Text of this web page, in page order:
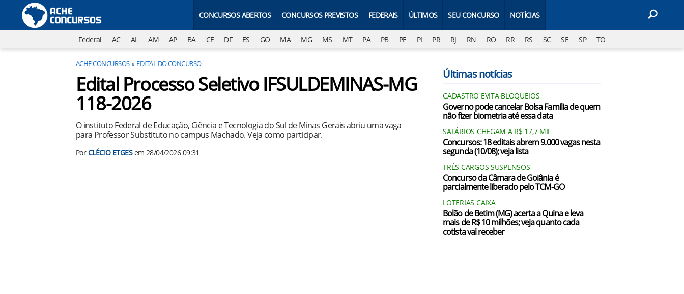
CONCURSOS ABERTOS CONCURSOS PREVISTOS FEDERAIS ÚLTIMOS SEU CONCURSO NOTÍCIAS
Federal AC AL AM AP BA CE DF ES GO MA MG MS MT PA PB PE PI PR RJ RN RO RR RS SC SE SP TO
ACHE CONCURSOS EDITAL DO CONCURSO
Edital Processo Seletivo IFSULDEMINAS-MG
118-2026
O instituto Federal de Educação, Ciência e Tecnologia do Sul de Minas Gerais abriu uma vaga
para Professor Substituto no campus Machado. Veja como participar.
PorCLÉCIO ETGESem 28/04/2026 09:31
Últimas notícias
CADASTRO EVITA BLOQUEIOS
Governo pode cancelar Bolsa Família de quem
não fizer biometria até essa data
SALÁRIOS CHEGAM A R$ 17,7 MIL
Concursos: 18 editais abrem 9.000 vagas nesta
segunda (10/08); veja lista
TRÊS CARGOS SUSPENSOS
Concurso da Câmara de Goiânia é
parcialmente liberado pelo TCM-GO
LOTERIAS CAIXA
Bolão de Betim (MG) acerta a Quina e leva
mais de R$ 10 milhões; veja quanto cada
cotista vai receber